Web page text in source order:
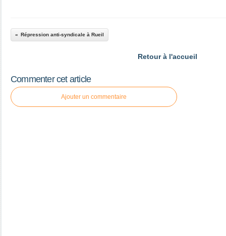
Répression anti-syndicale à Rueil
Retour à l'accueil
Commenter cet article
Ajouter un commentaire